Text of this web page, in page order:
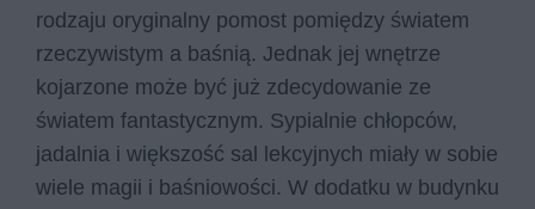
rodzaju oryginalny pomost pomiędzy światem
rzeczywistym a baśnią. Jednak jej wnętrze
kojarzone może być już zdecydowanie ze
światem fantastycznym. Sypialnie chłopców,
jadalnia i większość sal lekcyjnych miały w sobie
wiele magii i baśniowości. W dodatku w budynku